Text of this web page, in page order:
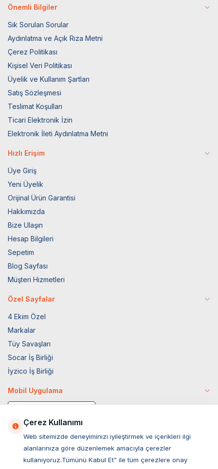
Önemli Bilgiler
Sık Sorulan Sorular
Aydınlatma ve Açık Rıza Metni
Çerez Politikası
Kişisel Veri Politikası
Üyelik ve Kullanım Şartları
Satış Sözleşmesi
Teslimat Koşulları
Ticari Elektronik İzin
Elektronik İleti Aydınlatma Metni
Hızlı Erişim
Üye Giriş
Yeni Üyelik
Orijinal Ürün Garantisi
Hakkımızda
Bize Ulaşın
Hesap Bilgileri
Sepetim
Blog Sayfası
Müşteri Hizmetleri
Özel Sayfalar
4 Ekim Özel
Markalar
Tüy Savaşları
Socar İş Birliği
İyzico İş Birliği
Mobil Uygulama
Çerez Kullanımı
Web sitemizde deneyiminizi iyileştirmek ve içerikleri ilgi
alanlarınıza göre düzenlemek amacıyla çerezler
kullanıyoruz.Tümünü Kabul Et” ile tüm çerezlere onay